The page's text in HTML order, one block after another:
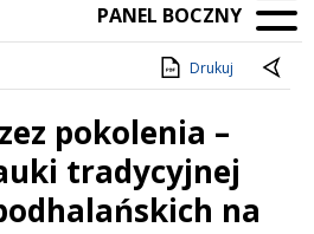
PANEL BOCZNY
Drukuj
pokolenia –
tradycyjnej
na